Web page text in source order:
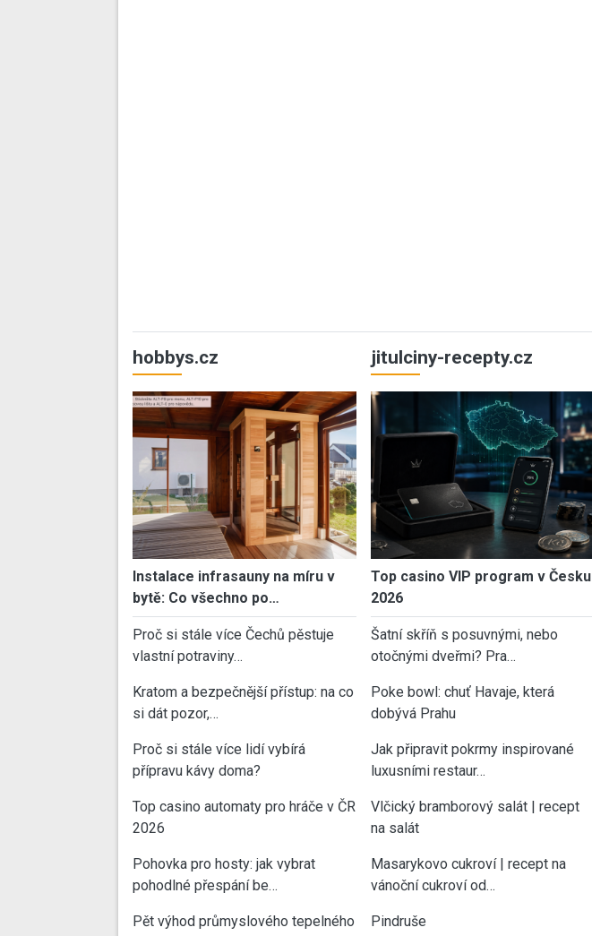
hobbys.cz
Instalace infrasauny na míru v
bytě: Co všechno po…
Proč si stále více Čechů pěstuje
vlastní potraviny…
Kratom a bezpečnější přístup: na co
si dát pozor,…
Proč si stále více lidí vybírá
přípravu kávy doma?
Top casino automaty pro hráče v ČR
2026
Pohovka pro hosty: jak vybrat
pohodlné přespání be…
Pět výhod průmyslového tepelného
jitulciny-recepty.cz
Top casino VIP program v Česku
2026
Šatní skříň s posuvnými, nebo
otočnými dveřmi? Pra…
Poke bowl: chuť Havaje, která
dobývá Prahu
Jak připravit pokrmy inspirované
luxusními restaur…
Vlčický bramborový salát | recept
na salát
Masarykovo cukroví | recept na
vánoční cukroví od…
Pindruše